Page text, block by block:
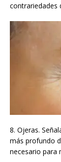
contrariedades
8. Ojeras.
más profundo
necesario para